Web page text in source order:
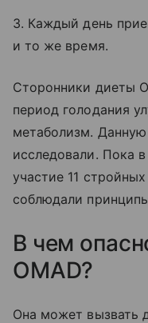
3. Каждый день
и то же время.
Сторонники диеты
период голодания
метаболизм.
исследовали. Пока
участие 11
соблюдали
В чем
OMAD?
Она может вызвать